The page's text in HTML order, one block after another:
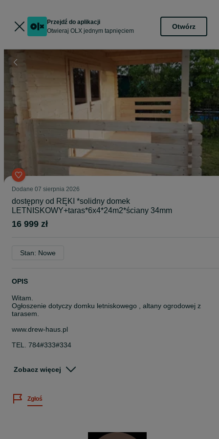
Przejdź do aplikacji
Otwieraj OLX jednym tapnięciem
Otwórz
Dodane 07 sierpnia 2026
dostępny od RĘKI *solidny domek
LETNISKOWY+taras*6x4*24m2*ściany 34mm
16 999 zł
Stan: Nowe
OPIS
Witam.
Ogłoszenie dotyczy domku letniskowego , altany ogrodowej z
tarasem.
www.drew-haus.pl
TEL. 784#333#334
Cena obejmuje kompletny domek:
- deski dachowe domek + taras
Zobacz więcej
Zgłoś